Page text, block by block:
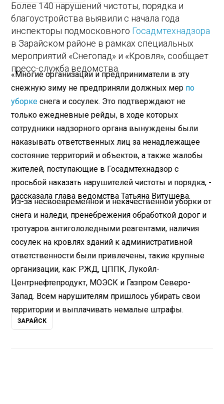
Более 140 нарушений чистоты, порядка и
благоустройства выявили с начала года
инспекторы подмосковного Госадмтехнадзора
в Зарайском районе в рамках специальных
мероприятий «Снегопад» и «Кровля», сообщает
пресс-служба ведомства.
«Многие организации и предприниматели в эту
снежную зиму не предприняли должных мер по
уборке снега и сосулек. Это подтверждают не
только ежедневные рейды, в ходе которых
сотрудники надзорного органа вынуждены были
наказывать ответственных лиц за ненадлежащее
состояние территорий и объектов, а также жалобы
жителей, поступающие в Госадмтехнадзор с
просьбой наказать нарушителей чистоты и порядка, -
рассказала глава ведомства Татьяна Витушева.
Из-за несвоевременной и некачественной уборки от
снега и наледи, пренебрежения обработкой дорог и
тротуаров антигололедными реагентами, наличия
сосулек на кровлях зданий к административной
ответственности были привлечены, такие крупные
организации, как: РЖД, ЦППК, Лукойл-
Центрнефтепродукт, МОЭСК и Газпром Северо-
Запад. Всем нарушителям пришлось убирать свои
территории и выплачивать немалые штрафы.
ЗАРАЙСК